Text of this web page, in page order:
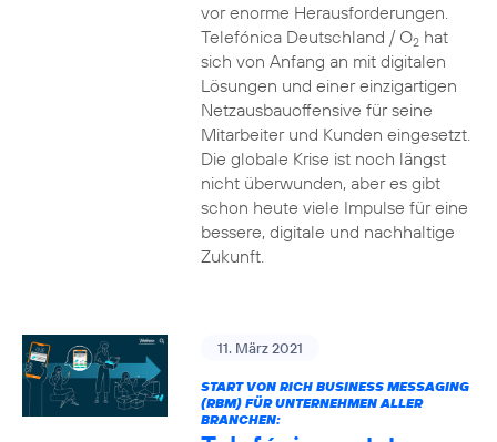
vor enorme Herausforderungen.
Telefónica Deutschland / O2hat
sich von Anfang an mit digitalen
Lösungen und einer einzigartigen
Netzausbauoffensive für seine
Mitarbeiter und Kunden eingesetzt.
Die globale Krise ist noch längst
nicht überwunden, aber es gibt
schon heute viele Impulse für eine
bessere, digitale und nachhaltige
Zukunft.
11. März 2021
START VON RICH BUSINESS MESSAGING
(RBM) FÜR UNTERNEHMEN ALLER
BRANCHEN: